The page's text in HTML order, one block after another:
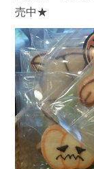
売中★